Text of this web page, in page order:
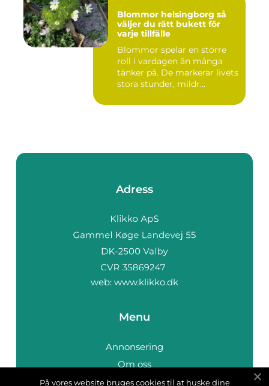
Blommor helsingborg så
väljer du rätt bukett för
varje tillfälle
Blommor spelar en större
roll i vardagen än många
tänker på. De markerar livets
stora stunder, mildr...
Adress
web: www.klikko.dk
Menu
Annonsering
Om oss
Cookies
På vores website bruges cookies til at huske dine